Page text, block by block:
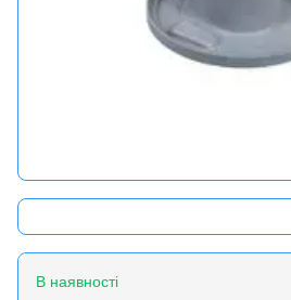
В наявності